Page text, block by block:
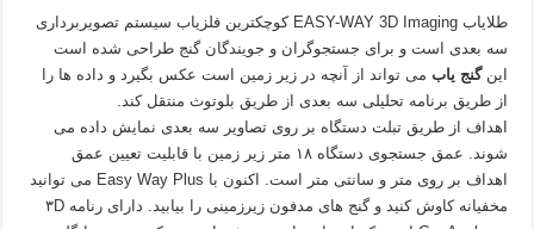
طلایاب EASY-WAY 3D Imaging کوچکترین فلزیاب سیستم تصویربرداری
سه بعدی است و برای جستجوگران و جویندگان گنج طراحی شده است
اینگنج یاب می تواند از آنچه در زیر زمین است عکس بگیرد و داده ها را
از طریق برنامه تحلیلی سه بعدی از طریق بلوتوث منتقل کند.
اهداف از طریق تبلت دستگاه بر روی تصاویر سه بعدی نمایش داده می
شوند. عمق جستجوی دستگاه ۱۸ متر زیر زمین با قابلیت تعیین عمق
اهداف بر روی متر و سانتی متر است. اکنون با Easy Way Plus می توانید
مخفیانه کاوش کنید و گنج های مدفون زیرزمینی را بیابید. دارای رنامه ۳D